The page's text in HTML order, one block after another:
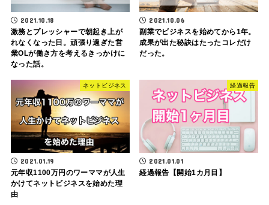
2021.10.18
激務とプレッシャーで朝起き上が
れなくなった日。頑張り過ぎた営
業OLが働き方を考えるきっかけに
なった話。
2021.10.06
副業でビジネスを始めてから1年。
成果が出た秘訣はたったコレだけ
だった。
ネットビジネス
2021.01.19
元年収1100万円のワーママが人生
かけてネットビジネスを始めた理
由
経過報告
2021.01.01
経過報告【開始1カ月目】